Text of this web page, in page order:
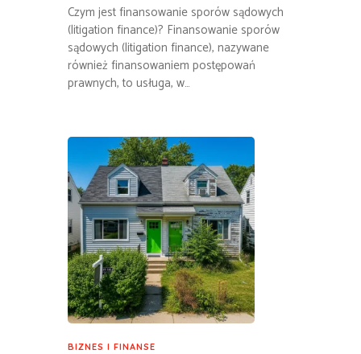
Czym jest finansowanie sporów sądowych
(litigation finance)? Finansowanie sporów
sądowych (litigation finance), nazywane
również finansowaniem postępowań
prawnych, to usługa, w…
BIZNES I FINANSE